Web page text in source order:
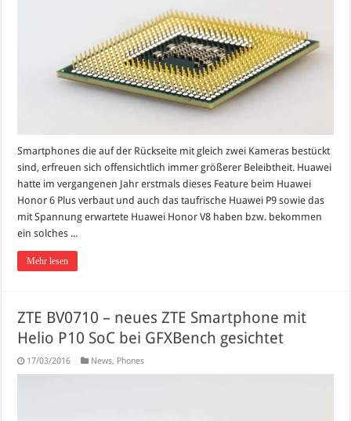
Smartphones die auf der Rückseite mit gleich zwei Kameras bestückt
sind, erfreuen sich offensichtlich immer größerer Beleibtheit. Huawei
hatte im vergangenen Jahr erstmals dieses Feature beim Huawei
Honor 6 Plus verbaut und auch das taufrische Huawei P9 sowie das
mit Spannung erwartete Huawei Honor V8 haben bzw. bekommen
ein solches ...
Mehr lesen
ZTE BV0710 – neues ZTE Smartphone mit
Helio P10 SoC bei GFXBench gesichtet
17/03/2016 News, Phones